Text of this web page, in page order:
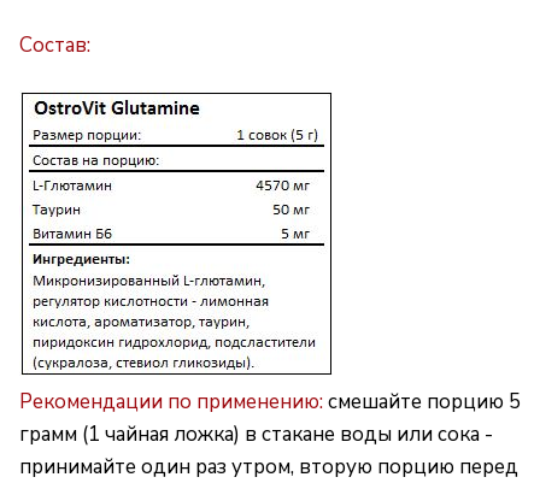
Состав:
Рекомендации по применению:смешайте порцию 5
грамм (1 чайная ложка) в стакане воды или сока -
принимайте один раз утром, вторую порцию перед